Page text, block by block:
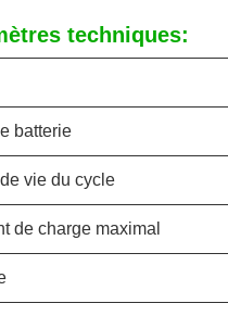
techniques:
batterie
vie du cycle
de charge maximal